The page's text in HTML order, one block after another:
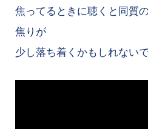
焦ってるときに聴くと同質
焦りが
少し落ち着くかもしれない